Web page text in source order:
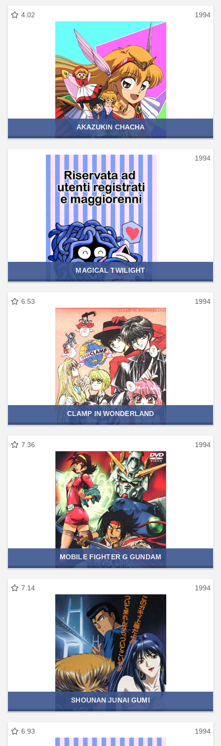
4.02 1994
AKAZUKIN CHACHA
1994
MAGICAL TWILIGHT
6.53 1994
CLAMP IN WONDERLAND
7.36 1994
MOBILE FIGHTER G GUNDAM
7.14 1994
SHOUNAN JUNAI GUMI
6.93 1994